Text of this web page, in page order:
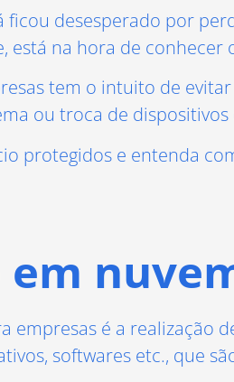
desesperado por
na hora de conhecer
tem o intuito de
ou troca de dispositivos
protegidos e entenda
empresas é a realização
softwares etc., que